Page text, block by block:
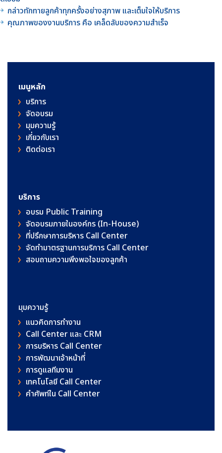
กล่าวทักทายลูกค้าทุกครั้งอย่างสุภาพ และเต็มใจให้บริการ
คุณภาพของงานบริการ คือ เคล็ดลับของความสำเร็จ
เมนูหลัก
บริการ
จัดอบรม
มุมความรู้
เกี่ยวกับเรา
ติดต่อเรา
บริการ
อบรม Public Training
จัดอบรมภายในองค์กร (In-House)
ที่ปรึกษาการบริหาร Call Center
จัดทำมาตรฐานการบริการ Call Center
สอบถามความพึงพอใจของลูกค้า
มุมความรู้
แนวคิดการทำงาน
Call Center และ CRM
การบริหาร Call Center
การพัฒนาเจ้าหน้าที่
การดูแลทีมงาน
เทคโนโลยี Call Center
คําศัพท์ใน Call Center